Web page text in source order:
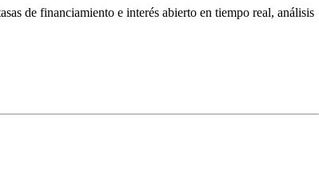
de financiamiento e interés abierto en tiempo real, análisis